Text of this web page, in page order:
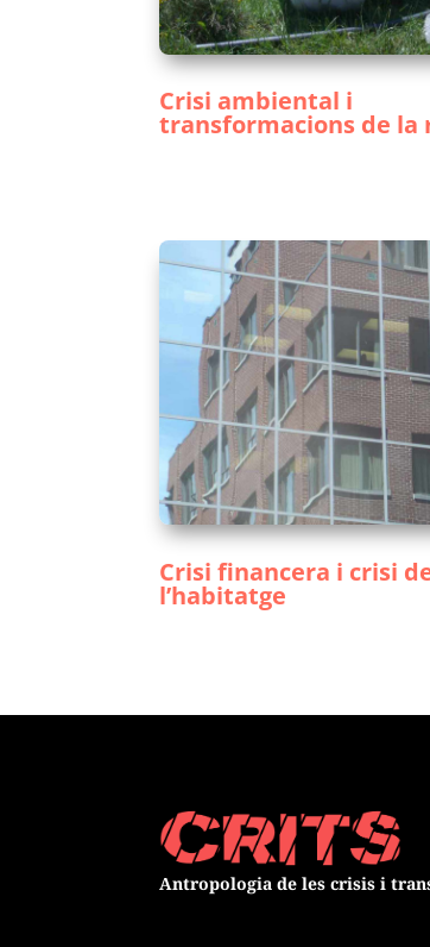
Crisi ambiental i
transformacions de
Crisi financera i crisi
l’habitatge
Antropologia de les crisis i